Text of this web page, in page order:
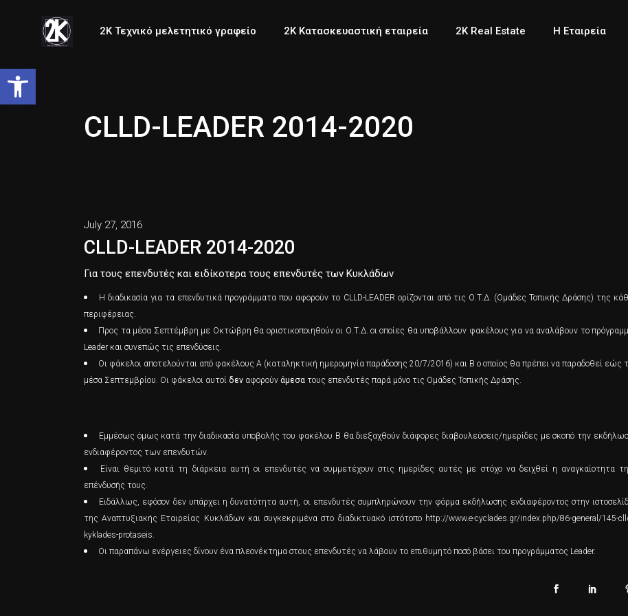
Open toolbar
2Κ Τεχνικό μελετητικό γραφείο 2K Κατασκευαστική εταιρεία 2K Real Estate Η Εταιρεία
Έργα ασφαλείας
CLLD-LEADER 2014-2020
July 27, 2016
CLLD-LEADER 2014-2020
Για τους επενδυτές και ειδίκοτερα τους επενδυτές των Κυκλάδων
Η διαδικασία για τα επενδυτικά προγράμματα που αφορούν το CLLD-LEADER ορίζονται από τις Ο.Τ.Δ. (Ομάδες Τοπικής Δράσης) της
περιφέρειας.
Προς τα μέσα Σεπτέμβρη με Οκτώβρη θα οριστικοποιηθούν οι Ο.Τ.Δ. οι οποίες θα υποβάλλουν φακέλους για να αναλάβουν το
Leader και συνεπώς τις επενδύσεις.
Οι φάκελοι αποτελούνται από φακέλους Α (καταληκτική ημερομηνία παράδοσης 20/7/2016) και Β ο οποίος θα πρέπει να παραδοθεί εώς
μέσα Σεπτεμβρίου. Οι φάκελοι αυτοί δεν αφορούν άμεσα τους επενδυτές παρά μόνο τις Ομάδες Τοπικής Δράσης.
Εμμέσως όμως κατά την διαδικασία υποβολής του φακέλου Β θα διεξαχθούν διάφορες διαβουλεύσεις/ημερίδες με σκοπό την
ενδιαφέροντος των επενδυτών.
Είναι θεμιτό κατά τη διάρκεια αυτή οι επενδυτές να συμμετέχουν στις ημερίδες αυτές με στόχο να δειχθεί η αναγκαίοτητα
επένδυσής τους.
Ειδάλλως, εφόσον δεν υπάρχει η δυνατότητα αυτή, οι επενδυτές συμπληρώνουν την φόρμα εκδήλωσης ενδιαφέροντος στην
της Αναπτυξιακής Εταιρείας Κυκλάδων και συγκεκριμένα στο διαδικτυακό ιστότοπο http://www.e-cyclades.gr/index.php/86-general/145-
kyklades-protaseis.
Οι παραπάνω ενέργειες δίνουν ένα πλεονέκτημα στους επενδυτές να λάβουν το επιθυμητό ποσό βάσει του προγράμματος Leader.